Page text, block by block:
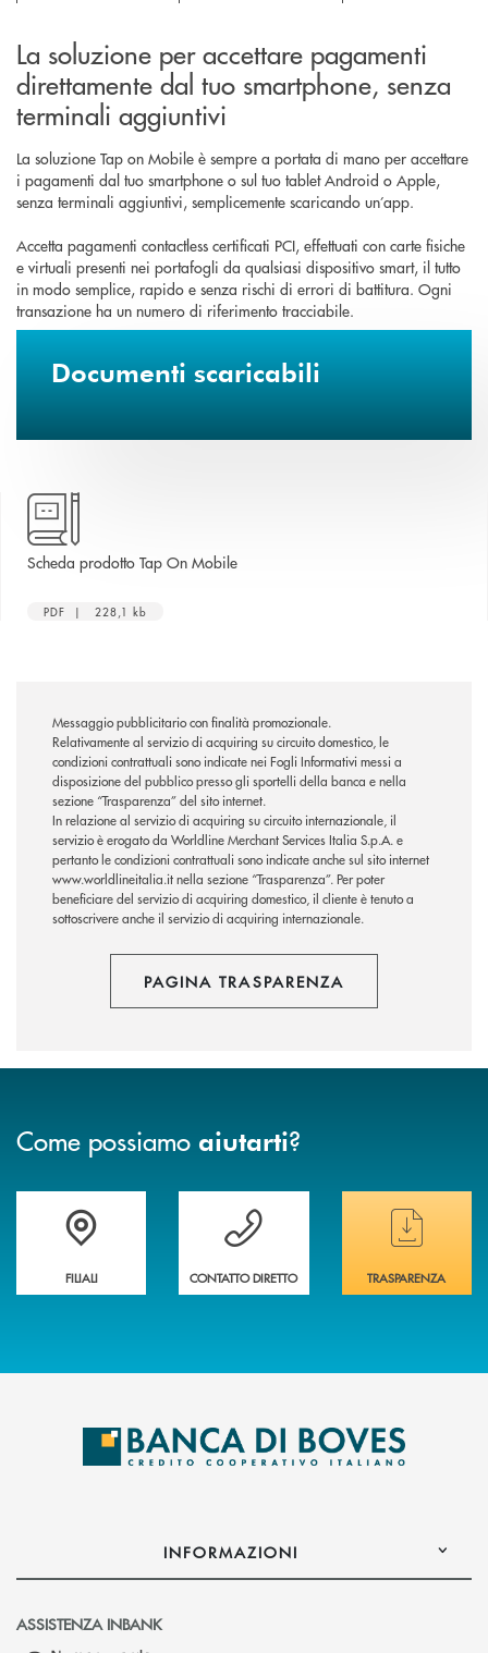
La soluzione per accettare pagamenti
direttamente dal tuo smartphone, senza
terminali aggiuntivi
La soluzione Tap on Mobile è sempre a portata di mano per accettare
i pagamenti dal tuo smartphone o sul tuo tablet Android o Apple,
senza terminali aggiuntivi, semplicemente scaricando un’app.
Accetta pagamenti contactless certificati PCI, effettuati con carte fisiche
e virtuali presenti nei portafogli da qualsiasi dispositivo smart, il tutto
in modo semplice, rapido e senza rischi di errori di battitura. Ogni
transazione ha un numero di riferimento tracciabile.
Documenti scaricabili
Scheda prodotto Tap On Mobileapre una nuova finestra
PDF | 228,1 kb
Messaggio pubblicitario con finalità promozionale.
Relativamente al servizio di acquiring su circuito domestico, le
condizioni contrattuali sono indicate nei Fogli Informativi messi a
disposizione del pubblico presso gli sportelli della banca e nella
sezione “Trasparenza” del sito internet.
In relazione al servizio di acquiring su circuito internazionale, il
servizio è erogato da Worldline Merchant Services Italia S.p.A. e
pertanto le condizioni contrattuali sono indicate anche sul sito internet
www.worldlineitalia.it nella sezione “Trasparenza”. Per poter
beneficiare del servizio di acquiring domestico, il cliente è tenuto a
sottoscrivere anche il servizio di acquiring internazionale.
PAGINA TRASPARENZA
Come possiamo aiutarti?
Trova la filiale&nbsp; più vicina a te
FILIALI
Hai bisogno di assistenza immediata ?
CONTATTO DIRETTO
Hai bisogno di
TRASPARENZA
INFORMAZIONI
ASSISTENZA INBANK